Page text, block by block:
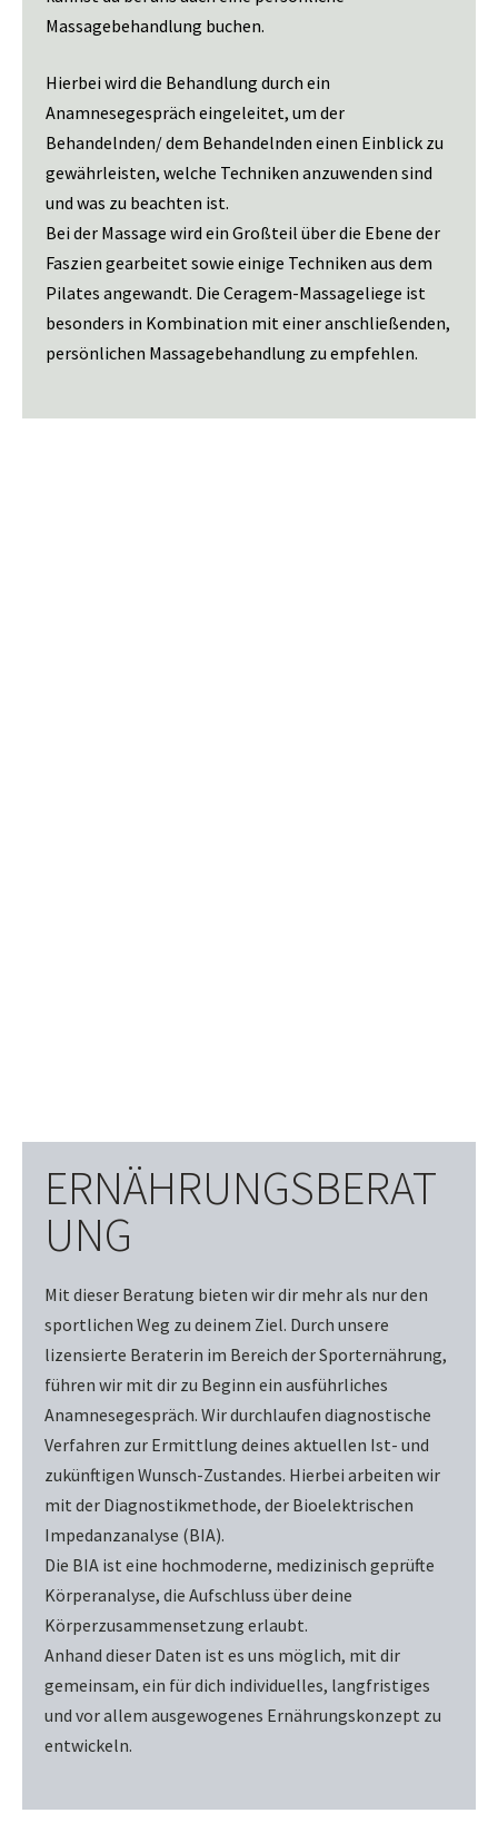
Massagebehandlung buchen.
Hierbei wird die Behandlung durch ein
Anamnesegespräch eingeleitet, um der
Behandelnden/ dem Behandelnden einen Einblick zu
gewährleisten, welche Techniken anzuwenden sind
und was zu beachten ist.
Bei der Massage wird ein Großteil über die Ebene der
Faszien gearbeitet sowie einige Techniken aus dem
Pilates angewandt. Die Ceragem-Massageliege ist
besonders in Kombination mit einer anschließenden,
persönlichen Massagebehandlung zu empfehlen.
ERNÄHRUNGSBERAT
UNG
Mit dieser Beratung bieten wir dir mehr als nur den
sportlichen Weg zu deinem Ziel. Durch unsere
lizensierte Beraterin im Bereich der Sporternährung,
führen wir mit dir zu Beginn ein ausführliches
Anamnesegespräch. Wir durchlaufen diagnostische
Verfahren zur Ermittlung deines aktuellen Ist- und
zukünftigen Wunsch-Zustandes. Hierbei arbeiten wir
mit der Diagnostikmethode, der Bioelektrischen
Impedanzanalyse (BIA).
Die BIA ist eine hochmoderne, medizinisch geprüfte
Körperanalyse, die Aufschluss über deine
Körperzusammensetzung erlaubt.
Anhand dieser Daten ist es uns möglich, mit dir
gemeinsam, ein für dich individuelles, langfristiges
und vor allem ausgewogenes Ernährungskonzept zu
entwickeln.